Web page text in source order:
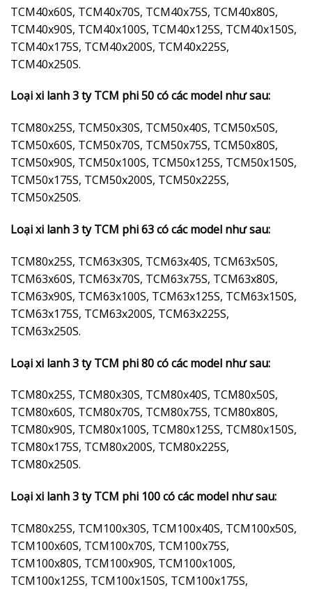
TCM40x60S, TCM40x70S, TCM40x75S, TCM40x80S,
TCM40x90S, TCM40x100S, TCM40x125S, TCM40x150S,
TCM40x175S, TCM40x200S, TCM40x225S,
TCM40x250S.
Loại xi lanh 3 ty TCM phi 50 có các model như sau:
TCM80x25S, TCM50x30S, TCM50x40S, TCM50x50S,
TCM50x60S, TCM50x70S, TCM50x75S, TCM50x80S,
TCM50x90S, TCM50x100S, TCM50x125S, TCM50x150S,
TCM50x175S, TCM50x200S, TCM50x225S,
TCM50x250S.
Loại xi lanh 3 ty TCM phi 63 có các model như sau:
TCM80x25S, TCM63x30S, TCM63x40S, TCM63x50S,
TCM63x60S, TCM63x70S, TCM63x75S, TCM63x80S,
TCM63x90S, TCM63x100S, TCM63x125S, TCM63x150S,
TCM63x175S, TCM63x200S, TCM63x225S,
TCM63x250S.
Loại xi lanh 3 ty TCM phi 80 có các model như sau:
TCM80x25S, TCM80x30S, TCM80x40S, TCM80x50S,
TCM80x60S, TCM80x70S, TCM80x75S, TCM80x80S,
TCM80x90S, TCM80x100S, TCM80x125S, TCM80x150S,
TCM80x175S, TCM80x200S, TCM80x225S,
TCM80x250S.
Loại xi lanh 3 ty TCM phi 100 có các model như sau:
TCM80x25S, TCM100x30S, TCM100x40S, TCM100x50S,
TCM100x60S, TCM100x70S, TCM100x75S,
TCM100x80S, TCM100x90S, TCM100x100S,
TCM100x125S, TCM100x150S, TCM100x175S,